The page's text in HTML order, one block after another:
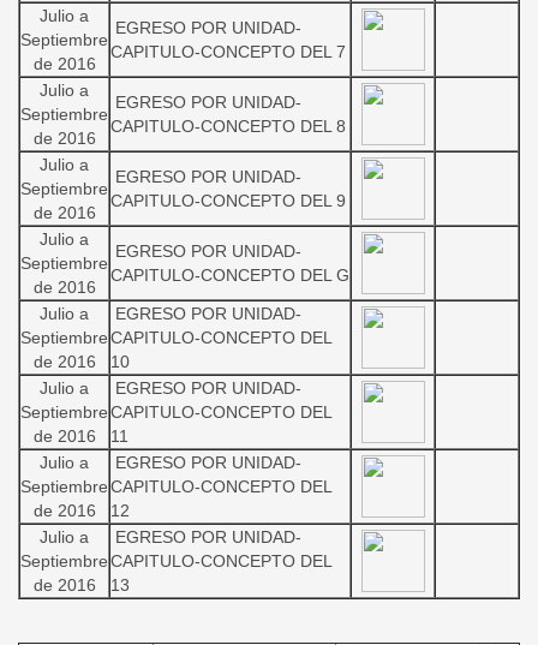
Julio a
Septiembre
de 2016
EGRESO POR UNIDAD-
CAPITULO-CONCEPTO DEL 7
Julio a
Septiembre
de 2016
EGRESO POR UNIDAD-
CAPITULO-CONCEPTO DEL 8
Julio a
Septiembre
de 2016
EGRESO POR UNIDAD-
CAPITULO-CONCEPTO DEL 9
Julio a
Septiembre
de 2016
EGRESO POR UNIDAD-
CAPITULO-CONCEPTO DEL G
Julio a
Septiembre
de 2016
EGRESO POR UNIDAD-
CAPITULO-CONCEPTO DEL
10
Julio a
Septiembre
de 2016
EGRESO POR UNIDAD-
CAPITULO-CONCEPTO DEL
11
Julio a
Septiembre
de 2016
EGRESO POR UNIDAD-
CAPITULO-CONCEPTO DEL
12
Julio a
Septiembre
de 2016
EGRESO POR UNIDAD-
CAPITULO-CONCEPTO DEL
13